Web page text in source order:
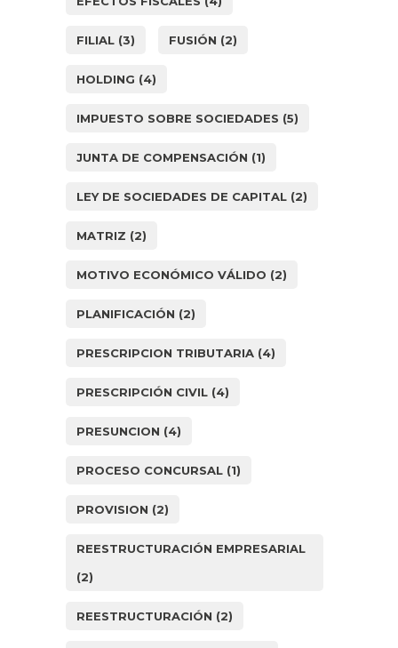
FILIAL (3) FUSIÓN (2)
HOLDING (4)
IMPUESTO SOBRE SOCIEDADES (5)
JUNTA DE COMPENSACIÓN (1)
LEY DE SOCIEDADES DE CAPITAL (2)
MATRIZ (2)
MOTIVO ECONÓMICO VÁLIDO (2)
PLANIFICACIÓN (2)
PRESCRIPCION TRIBUTARIA (4)
PRESCRIPCIÓN CIVIL (4)
PRESUNCION (4)
PROCESO CONCURSAL (1)
PROVISION (2)
REESTRUCTURACIÓN EMPRESARIAL
(2)
REESTRUCTURACIÓN (2)